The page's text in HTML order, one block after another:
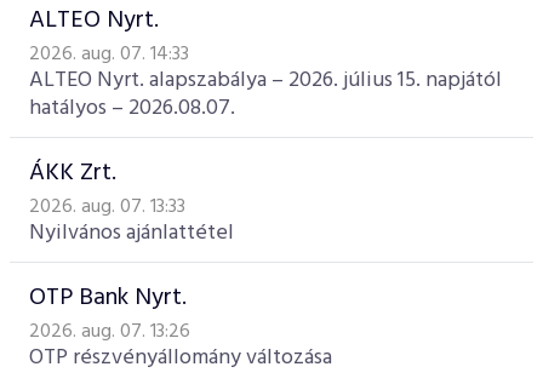
ALTEO Nyrt.
2026. aug. 07. 14:33
ALTEO Nyrt. alapszabálya – 2026. július 15. napjától
hatályos – 2026.08.07.
ÁKK Zrt.
2026. aug. 07. 13:33
Nyilvános ajánlattétel
OTP Bank Nyrt.
2026. aug. 07. 13:26
OTP részvényállomány változása